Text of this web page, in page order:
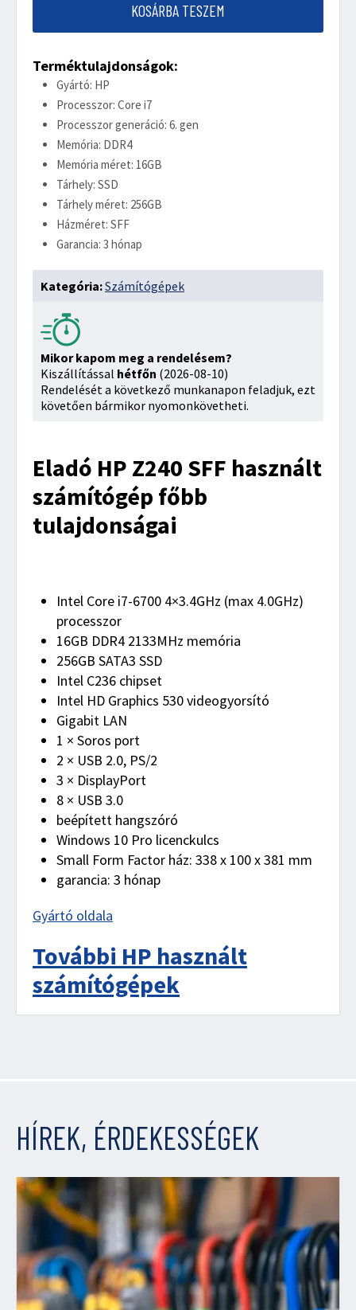
KOSÁRBA TESZEM
Terméktulajdonságok:
Gyártó: HP
Processzor: Core i7
Processzor generáció: 6. gen
Memória: DDR4
Memória méret: 16GB
Tárhely: SSD
Tárhely méret: 256GB
Házméret: SFF
Garancia: 3 hónap
Kategória:Számítógépek
Mikor kapom meg a rendelésem?
Kiszállítással hétfőn (2026-08-10)
Rendelését a következő munkanapon feladjuk, ezt
követően bármikor nyomonkövetheti.
Eladó HP Z240 SFF használt
számítógép főbb
tulajdonságai
Intel Core i7-6700 4×3.4GHz (max 4.0GHz)
processzor
16GB DDR4 2133MHz memória
256GB SATA3 SSD
Intel C236 chipset
Intel HD Graphics 530 videogyorsító
Gigabit LAN
1 × Soros port
2 × USB 2.0, PS/2
3 × DisplayPort
8 × USB 3.0
beépített hangszóró
Windows 10 Pro licenckulcs
Small Form Factor ház: 338 x 100 x 381 mm
garancia: 3 hónap
Gyártó oldala
További HP használt
számítógépek
HÍREK, ÉRDEKESSÉGEK